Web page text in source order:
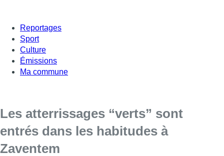
Reportages
Sport
Culture
Émissions
Ma commune
Les atterrissages “verts” sont
entrés dans les habitudes à
Zaventem